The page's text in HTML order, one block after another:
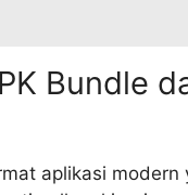
Bundle
aplikasi